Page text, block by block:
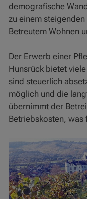
demografische
zu einem
Betreutem Wohnen
Der Erwerb einer
Hunsrück bietet
sind steuerlich
möglich und die
übernimmt der
Betriebskosten, was